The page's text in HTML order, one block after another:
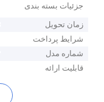
جزئیات بسته بندی
زمان تحویل
شرایط پرداخت
شماره مدل
قابلیت ارائه